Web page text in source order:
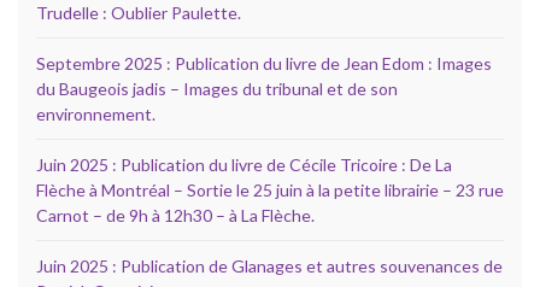
Trudelle : Oublier Paulette.
Septembre 2025 : Publication du livre de Jean Edom : Images
du Baugeois jadis – Images du tribunal et de son
environnement.
Juin 2025 : Publication du livre de Cécile Tricoire : De La
Flèche à Montréal – Sortie le 25 juin à la petite librairie – 23 rue
Carnot – de 9h à 12h30 – à La Flèche.
Juin 2025 : Publication de Glanages et autres souvenances de